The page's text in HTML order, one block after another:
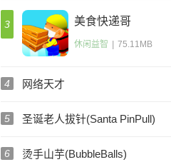
3 美食快递哥
休闲益智 75.11MB
4 网络天才
5 圣诞老人拔针(Santa PinPull)
6 烫手山芋(BubbleBalls)